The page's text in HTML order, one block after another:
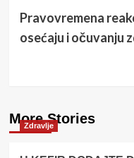
Pravovremena
osećaju i očuvanju
More Stories
Zdravlje